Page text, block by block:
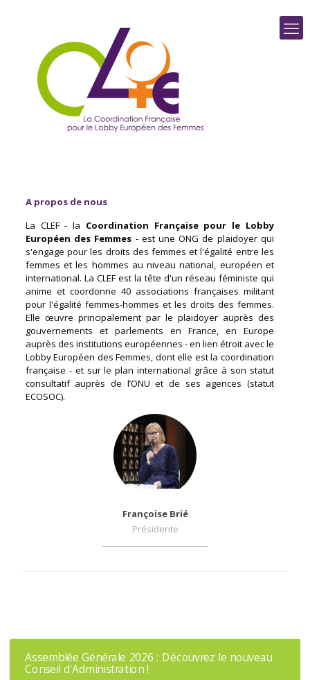
A propos de nous
La CLEF - la Coordination Française pour le Lobby
Européen des Femmes - est une ONG de plaidoyer qui
s'engage pour les droits des femmes et l'égalité entre les
femmes et les hommes au niveau national, européen et
international. La CLEF est la tête d'un réseau féministe qui
anime et coordonne 40 associations françaises militant
pour l'égalité femmes-hommes et les droits des femmes.
Elle œuvre principalement par le plaidoyer auprès des
gouvernements et parlements en France, en Europe
auprès des institutions européennes - en lien étroit avec le
Lobby Européen des Femmes, dont elle est la coordination
française - et sur le plan international grâce à son statut
consultatif auprès de l’ONU et de ses agences (statut
ECOSOC).
Françoise Brié
Présidente
Assemblée Générale 2026 : Découvrez le nouveau
Conseil d'Administration !